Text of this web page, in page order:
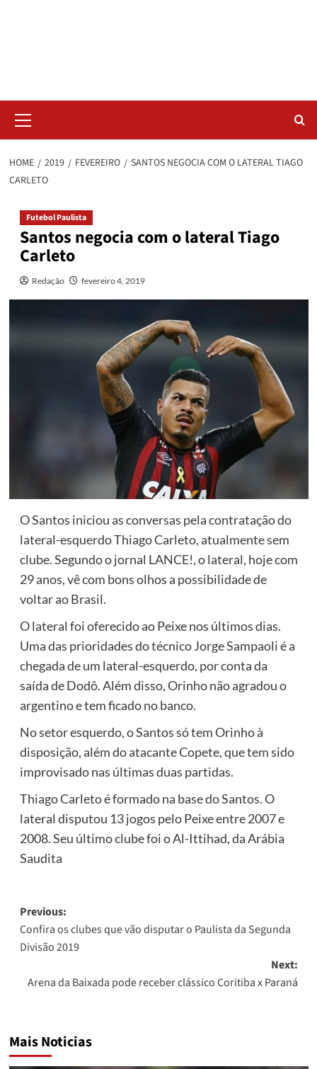
Menu
HOME 2019 FEVEREIRO
SANTOS NEGOCIA COM O LATERAL TIAGO
CARLETO
Futebol Paulista
Santos negocia com o lateral Tiago
Carleto
Redação fevereiro 4, 2019
O Santos iniciou as conversas pela contratação do
lateral-esquerdo Thiago Carleto, atualmente sem
clube. Segundo o jornal LANCE!, o lateral, hoje com
29 anos, vê com bons olhos a possibilidade de
voltar ao Brasil.
O lateral foi oferecido ao Peixe nos últimos dias.
Uma das prioridades do técnico Jorge Sampaoli é a
chegada de um lateral-esquerdo, por conta da
saída de Dodô. Além disso, Orinho não agradou o
argentino e tem ficado no banco.
No setor esquerdo, o Santos só tem Orinho à
disposição, além do atacante Copete, que tem sido
improvisado nas últimas duas partidas.
Thiago Carleto é formado na base do Santos. O
lateral disputou 13 jogos pelo Peixe entre 2007 e
2008. Seu último clube foi o Al-Ittihad, da Arábia
Saudita
Post
navigation
Previous:
Confira os clubes que vão disputar o Paulista da Segunda
Divisão 2019
Next:
Arena da Baixada pode receber clássico Coritiba x Paraná
Mais Noticias